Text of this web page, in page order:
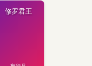
修罗君王